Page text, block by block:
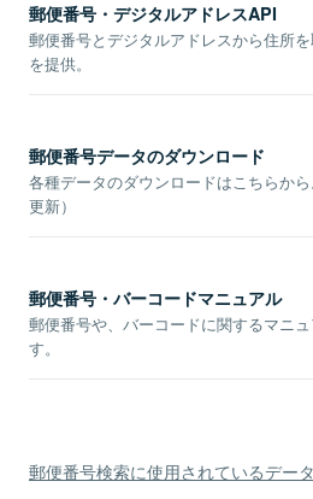
郵便番号・デジタルアドレスAPI
郵便番号とデジタルアドレスから住所
を提供。
郵便番号データのダウンロード
各種データのダウンロードはこちらか
更新）
郵便番号・バーコードマニュアル
郵便番号や、バーコードに関するマニ
す。
郵便番号検索に使用されているデー